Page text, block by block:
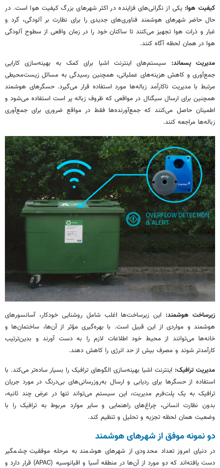
کیفیت هوا: یکی از نگرانی‌های فزاینده در اکثر شهرهای بزرگ کیفیت هوا است. در
حال حاضر شهرهای هوشمند فناوری‌های جدیدی را برای نظارت بر آلودگی، گرد و
غبار و ذرات هوا تجهیز می‌کنند تا ساکنان خود را در زمان واقعی از سطوح آلودگی
هوا در همان لحظه آگاه کنند.
مدیریت پسماند: سیستم‌های اینترنت اشیا برای کمک به بهینه‌سازی کارایی
جمع‌آوری و کاهش هزینه‌های عملیاتی، همچنین رسیدگی به مسائل زیست‌محیطی
مرتبط با مدیریت ناکارآمد زباله‌ها مورد استفاده قرار می‌گیرد. حسگرهای هوشمند
همچنین برای ارسال سیگنال در مواقعی که ظروف زباله پر است استفاده می‌شود و
اطمینان حاصل می‌کنند که جمع‌آورنده‌ها فقط در مواقع ضروری برای جمع‌آوری
زباله‌ها مراجعه کنند.
زیرساخت هوشمند: این زیرساخت‌ها اغلب شامل روشنایی خودکار، آسانسورهای
هوشمند و مواردی از این قبیل است. با بهره‌گیری مؤثر از آن‌ها، ساختمان‌ها و
خانه‌ها می‌توانند از محیط خود اطلاعات لازم را به دست آورند و بدین‌ترتیب
کارآمدتر شوند و مصرف بیش از حد انرژی را کاهش دهند.
مدیریت ترافیک: اینترنت اشیا بهینه‌سازی الگوهای ترافیک را بسیار ساده‌تر می‌کند. با
استفاده از حسگرها برای ردیابی و ارسال به‌روزرسانی‌های بی‌درنگ در مورد جریان
ترافیک به یک پلت‌فرم مدیریت، این سیستم می‌تواند تنها در عرض چند ثانیه،
بدون نظارت انسانی، چراغ‌های راهنمایی و سایر موارد مربوط به ترافیک را با
وضعیت همان لحظه تجزیه و تحلیل و تنظیم کند.
دو نمونه موفق از شهرهای هوشمند
در دنیای امروز تعداد محدودی از شهرهای هوشمند به مرحله موفقیت چشمگیر
دست یافته‌اند که دو مورد از آن‌ها در منطقه آسیا و اقیانوسیه (APAC) قرار دارد و